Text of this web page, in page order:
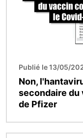
Publié le 13/05/
Non,
secondaire du
de Pfizer